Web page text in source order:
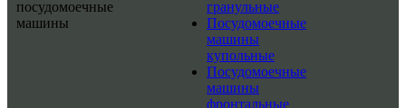
гранульные
Посудомоечные
машины
купольные
Посудомоечные
машины
фронтальные